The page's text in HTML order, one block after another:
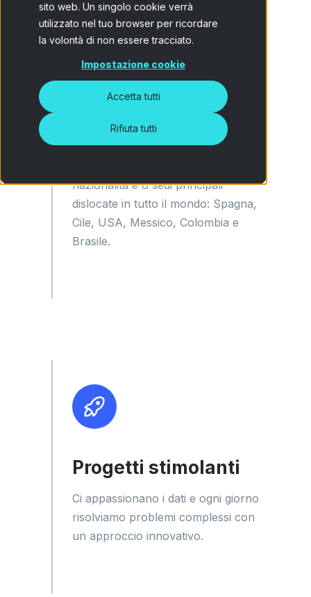
sito web. Un singolo cookie verrà
utilizzato nel tuo browser per ricordare
la volontà di non essere tracciato.
Impostazione cookie
Accetta tutti
Rifiuta tutti
Mentalità globale
Senza confini: più di 1.200 clienti in
nazionalità e 6 sedi principali
dislocate in tutto il mondo: Spagna,
Cile, USA, Messico, Colombia e
Brasile.
Progetti stimolanti
Ci appassionano i dati e ogni giorno
risolviamo problemi complessi con
un approccio innovativo.